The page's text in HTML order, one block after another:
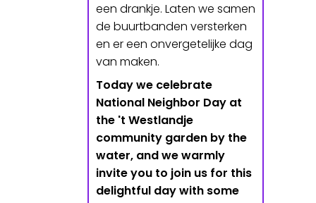
een drankje. Laten we samen
de buurtbanden versterken
en er een onvergetelijke dag
van maken.
Today we celebrate
National Neighbor Day at
the 't Westlandje
community garden by the
water, and we warmly
invite you to join us for this
delightful day with some